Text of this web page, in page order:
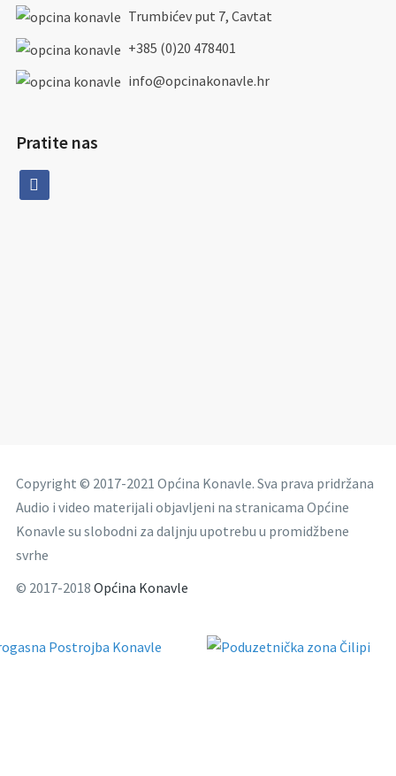
Trumbićev put 7, Cavtat
+385 (0)20 478401
info@opcinakonavle.hr
Pratite nas
facebook
Copyright © 2017-2021 Općina Konavle. Sva prava pridržana
Audio i video materijali objavljeni na stranicama Općine
Konavle su slobodni za daljnju upotrebu u promidžbene
svrhe
© 2017-2018 Općina Konavle